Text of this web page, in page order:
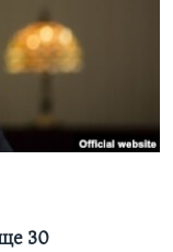
30